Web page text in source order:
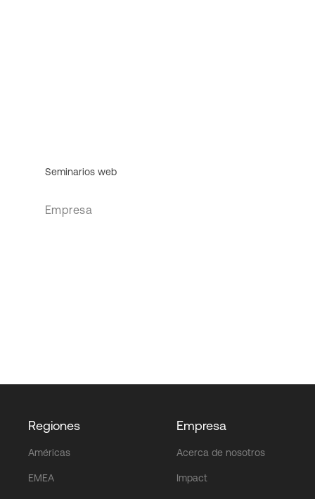
Seminarios web
Empresa
Regiones
Américas
EMEA
Empresa
Acerca de nosotros
Impact